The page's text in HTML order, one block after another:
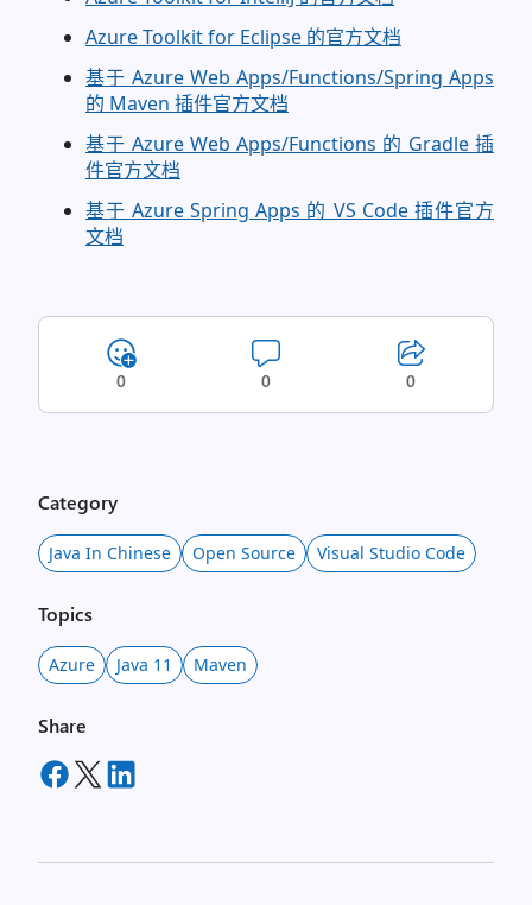
Azure Toolkit for Eclipse 的官方文档
基于 Azure Web Apps/Functions/Spring Apps
的 Maven 插件官方文档
基于 Azure Web Apps/Functions 的 Gradle 插
件官方文档
基于 Azure Spring Apps 的 VS Code 插件官方
文档
0 0 0
Category
Java In Chinese Open Source Visual Studio Code
Topics
Azure Java 11 Maven
Share